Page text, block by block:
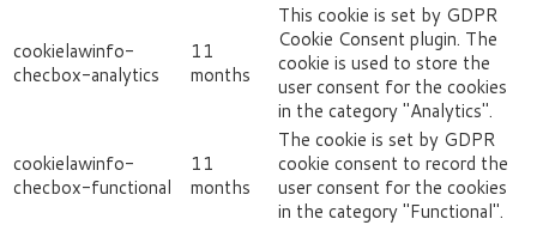
cookielawinfo-
checbox-analytics
11
months
This cookie is set by GDPR
Cookie Consent plugin. The
cookie is used to store the
user consent for the cookies
in the category "Analytics".
cookielawinfo-
checbox-functional
11
months
The cookie is set by GDPR
cookie consent to record the
user consent for the cookies
in the category "Functional".